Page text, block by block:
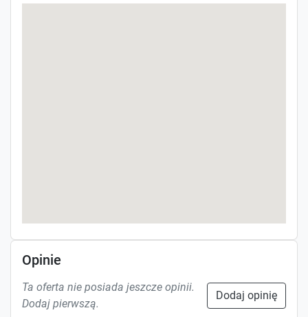
Opinie
Ta oferta nie posiada jeszcze opinii.
Dodaj pierwszą.
Dodaj opinię